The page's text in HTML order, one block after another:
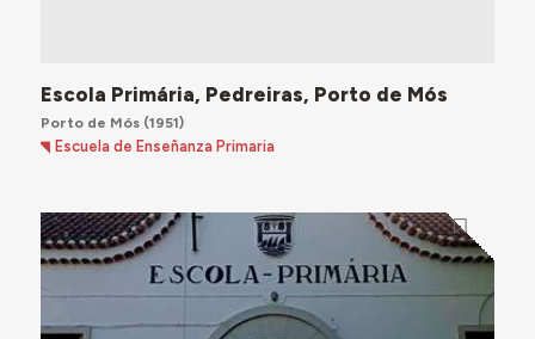
Escola Primária, Pedreiras, Porto de Mós
Porto de Mós(1951)
Escuela de Enseñanza Primaria